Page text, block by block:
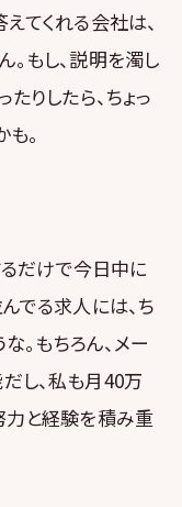
てくれる会社は、
もし、説明を濁し
りしたら、ちょっ
。
るだけで今日中に
でる求人には、ち
。もちろん、メー
し、私も月40万
力と経験を積み重